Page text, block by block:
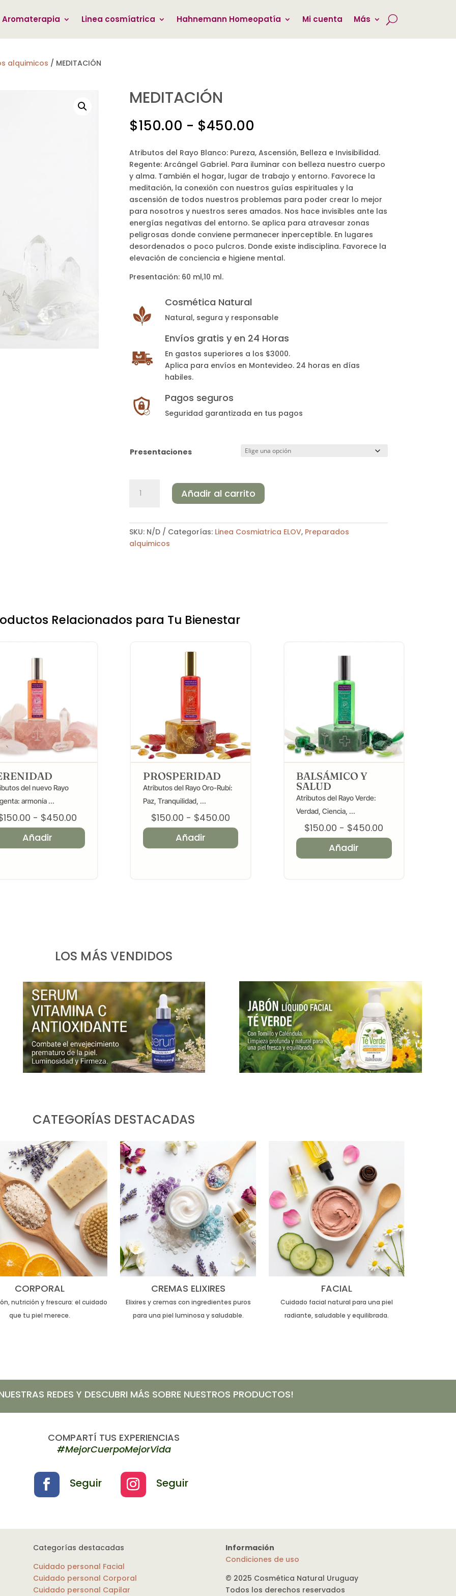
Aromaterapia Linea cosmíatrica Hahnemann Homeopatía Mi cuenta Más
alquimicos / MEDITACIÓN
MEDITACIÓN
$150.00 - $450.00
precios:
desde
$150.00
hasta
$450.00
Atributos del Rayo Blanco: Pureza, Ascensión, Belleza e Invisibilidad.
Regente: Arcángel Gabriel. Para iluminar con belleza nuestro cuerpo
y alma. También el hogar, lugar de trabajo y entorno. Favorece la
meditación, la conexión con nuestros guías espirituales y la
ascensión de todos nuestros problemas para poder crear lo mejor
para nosotros y nuestros seres amados. Nos hace invisibles ante las
energías negativas del entorno. Se aplica para atravesar zonas
peligrosas donde conviene permanecer inperceptible. En lugares
desordenados o poco pulcros. Donde existe indisciplina. Favorece la
elevación de conciencia e higiene mental.
Presentación: 60 ml,10 ml.
Cosmética Natural
Natural, segura y responsable
Envíos gratis y en 24 Horas
En gastos superiores a los $3000.
Aplica para envíos en Montevideo. 24 horas en días
habiles.
Pagos seguros
Seguridad garantizada en tus pagos
Presentaciones
MEDITACIÓN
cantidad
Añadir al carrito
SKU: N/D Categorías: Linea Cosmiatrica ELOV, Preparados
alquimicos
Relacionados para Tu Bienestar
del nuevo Rayo
armonía ...
150.00 - $450.00Rango
de
precios:
Añadir
PROSPERIDAD
Atributos del Rayo Oro-Rubí:
Paz, Tranquilidad, ...
$150.00 - $450.00
de
precios:
Añadir
BALSÁMICO Y
SALUD
Atributos del Rayo Verde:
Verdad, Ciencia, ...
$150.00 - $450.00
de
precios:
Añadir
LOS MÁS VENDIDOS
CATEGORÍAS DESTACADAS
CORPORAL
nutrición y frescura: el cuidado
que tu piel merece.
CREMAS ELIXIRES
Elixires y cremas con ingredientes puros
para una piel luminosa y saludable.
FACIAL
Cuidado facial natural para una piel
radiante, saludable y equilibrada.
REDES Y DESCUBRI MÁS SOBRE NUESTROS PRODUCTOS!
COMPARTÍ TUS EXPERIENCIAS
#MejorCuerpoMejorVida
Seguir Seguir
Categorías destacadas
Cuidado personal Facial
Cuidado personal Corporal
Cuidado personal Capilar
Información
Condiciones de uso
© 2025 Cosmética Natural Uruguay
Todos los derechos reservados